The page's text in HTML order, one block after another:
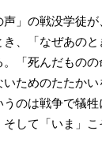
」の戦没学徒が
、「なぜあのと
「死んだもの
ためのたたか
のは戦争で犠
して「いま」こ